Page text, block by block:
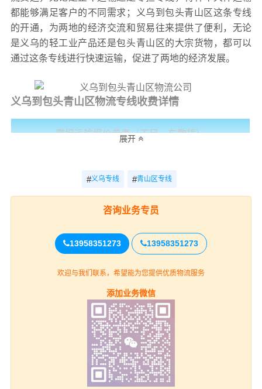
都能够满足客户的不同需求；义乌到包头青山区这条专线
的开通，为两地的经济交流和贸易往来提供了便利，无论
是义乌的轻工业产品还是包头青山区的大宗货物，都可以
通过这条专线进行快速运输，促进了两地的经济发展。
义乌到包头青山区物流专线收费详情
零担运输报价参考（不足一车散货）
考
参考
电话咨询
义乌(全境)（详细提货位置请电话
沟通）
包头青山区
青山区(全境)（详细送货位置请电
展开
#义乌专线 #青山区专线
咨询业务专员
13958351273 13958351273
欢迎与我们联系，希望能为您提供优质物流服务
添加业务微信